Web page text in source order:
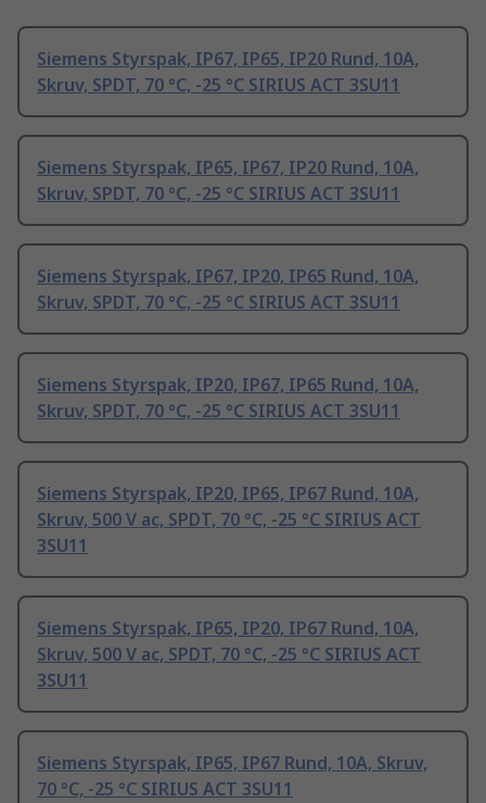
Siemens Styrspak, IP67, IP65, IP20 Rund, 10A,
Skruv, SPDT, 70 °C, -25 °C SIRIUS ACT 3SU11
Siemens Styrspak, IP65, IP67, IP20 Rund, 10A,
Skruv, SPDT, 70 °C, -25 °C SIRIUS ACT 3SU11
Siemens Styrspak, IP67, IP20, IP65 Rund, 10A,
Skruv, SPDT, 70 °C, -25 °C SIRIUS ACT 3SU11
Siemens Styrspak, IP20, IP67, IP65 Rund, 10A,
Skruv, SPDT, 70 °C, -25 °C SIRIUS ACT 3SU11
Siemens Styrspak, IP20, IP65, IP67 Rund, 10A,
Skruv, 500 V ac, SPDT, 70 °C, -25 °C SIRIUS ACT
3SU11
Siemens Styrspak, IP65, IP20, IP67 Rund, 10A,
Skruv, 500 V ac, SPDT, 70 °C, -25 °C SIRIUS ACT
3SU11
Siemens Styrspak, IP65, IP67 Rund, 10A, Skruv,
70 °C, -25 °C SIRIUS ACT 3SU11